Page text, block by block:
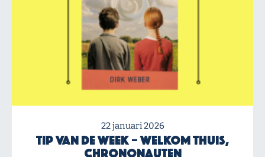
22 januari 2026
Tip van de Week – Welkom thuis,
chrononauten